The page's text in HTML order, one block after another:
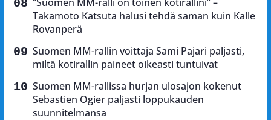
Takamoto Katsuta halusi tehdä saman kuin Kalle
Rovanperä
Suomen MM-rallin voittaja Sami Pajari paljasti,
miltä kotirallin paineet oikeasti tuntuivat
Suomen MM-rallissa hurjan ulosajon kokenut
Sebastien Ogier paljasti loppukauden
suunnitelmansa